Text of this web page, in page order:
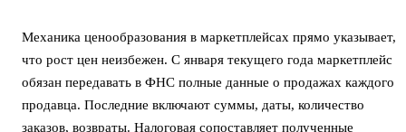
Механика ценообразования в маркетплейсах прямо указывает,
что рост цен неизбежен. С января текущего года маркетплейс
обязан передавать в ФНС полные данные о продажах каждого
продавца. Последние включают суммы, даты, количество
заказов, возвраты. Налоговая сопоставляет полученные